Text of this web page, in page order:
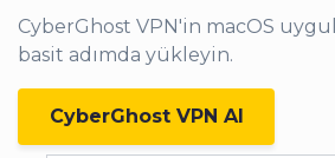
CyberGhost VPN'in macOS
basit adımda yükleyin.
CyberGhost VPN Al